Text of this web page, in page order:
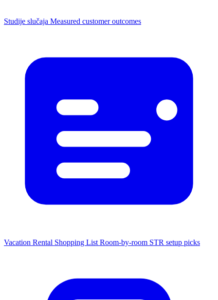
Studije slučaja Measured customer outcomes
Vacation Rental Shopping List Room-by-room STR setup picks